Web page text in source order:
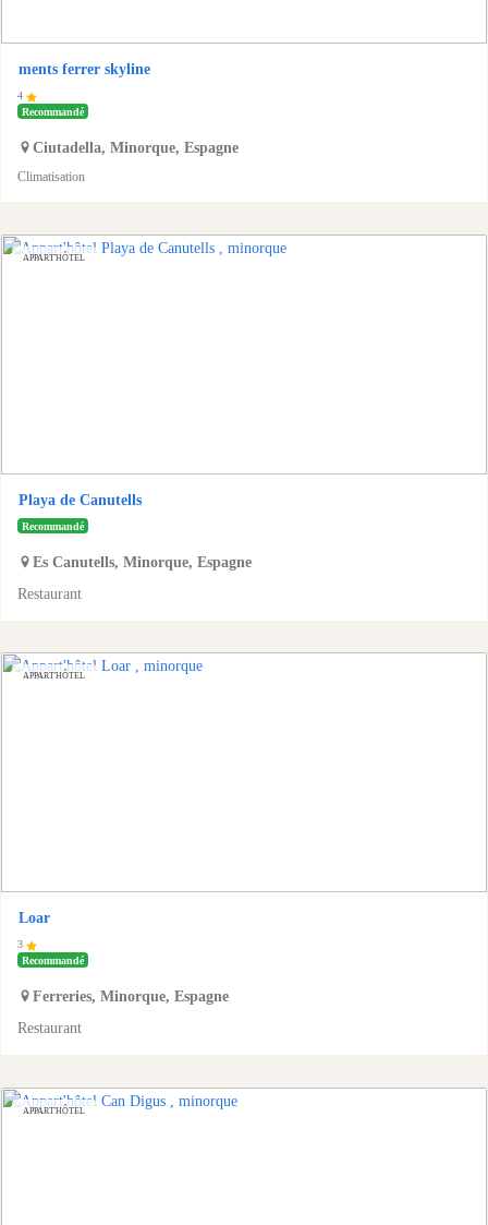
ments ferrer skyline
4
Recommandé
Ciutadella, Minorque, Espagne
Climatisation
APPART'HÔTEL
Playa de Canutells
Recommandé
Es Canutells, Minorque, Espagne
Restaurant
APPART'HÔTEL
Loar
3
Recommandé
Ferreries, Minorque, Espagne
Restaurant
APPART'HÔTEL